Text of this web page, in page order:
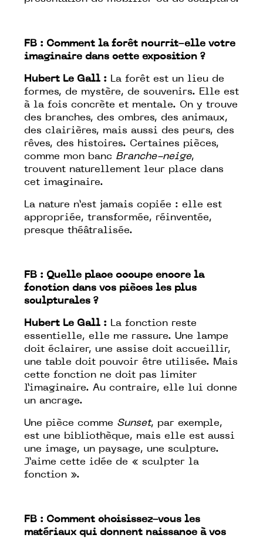
FB : Comment la forêt nourrit-elle votre
imaginaire dans cette exposition ?
Hubert Le Gall : La forêt est un lieu de
formes, de mystère, de souvenirs. Elle est
à la fois concrète et mentale. On y trouve
des branches, des ombres, des animaux,
des clairières, mais aussi des peurs, des
rêves, des histoires. Certaines pièces,
comme mon banc Branche-neige,
trouvent naturellement leur place dans
cet imaginaire.
La nature n’est jamais copiée : elle est
appropriée, transformée, réinventée,
presque théâtralisée.
FB : Quelle place occupe encore la
fonction dans vos pièces les plus
sculpturales ?
Hubert Le Gall : La fonction reste
essentielle, elle me rassure. Une lampe
doit éclairer, une assise doit accueillir,
une table doit pouvoir être utilisée. Mais
cette fonction ne doit pas limiter
l’imaginaire. Au contraire, elle lui donne
un ancrage.
Une pièce comme Sunset, par exemple,
est une bibliothèque, mais elle est aussi
une image, un paysage, une sculpture.
J’aime cette idée de « sculpter la
fonction ».
FB : Comment choisissez-vous les
matériaux qui donnent naissance à vos